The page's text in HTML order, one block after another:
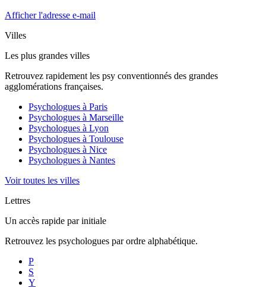
Afficher l'adresse e-mail
Villes
Les plus grandes villes
Retrouvez rapidement les psy conventionnés des grandes
agglomérations françaises.
Psychologues à Paris
Psychologues à Marseille
Psychologues à Lyon
Psychologues à Toulouse
Psychologues à Nice
Psychologues à Nantes
Voir toutes les villes
Lettres
Un accès rapide par initiale
Retrouvez les psychologues par ordre alphabétique.
P
S
Y